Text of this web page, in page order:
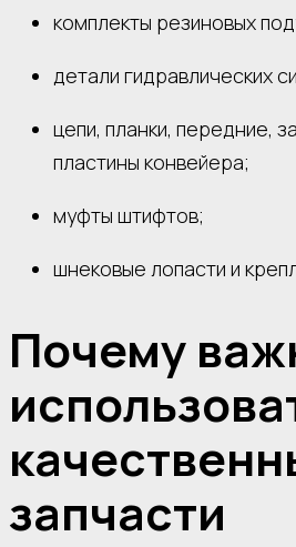
комплекты резиновых
детали гидравлических
цепи, планки, передние,
пластины конвейера;
муфты штифтов;
шнековые лопасти и
Почему
запчасти